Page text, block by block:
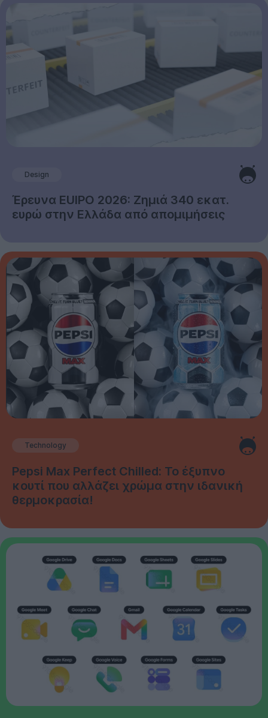
Design
Έρευνα EUIPO 2026: Ζημιά 340 εκατ.
ευρώ στην Ελλάδα από απομιμήσεις
Technology
Pepsi Max Perfect Chilled: Το έξυπνο
κουτί που αλλάζει χρώμα στην ιδανική
θερμοκρασία!